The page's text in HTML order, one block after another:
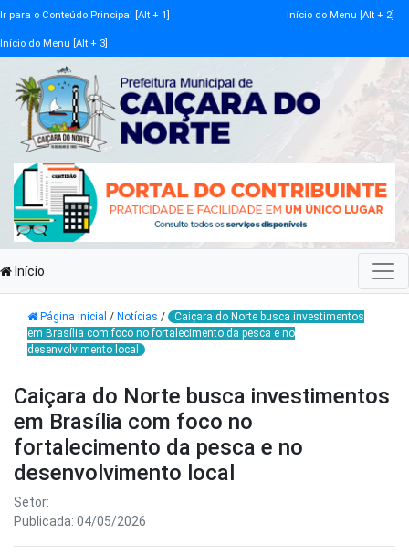
Ir para o Conteúdo Principal [Alt + 1] Início do Menu [Alt + 2]
Início do Menu [Alt + 3]
Início
Página inicial / Notícias /
Caiçara do Norte busca investimentos
em Brasília com foco no fortalecimento da pesca e no
desenvolvimento local
Caiçara do Norte busca investimentos
em Brasília com foco no
fortalecimento da pesca e no
desenvolvimento local
Setor:
Publicada: 04/05/2026